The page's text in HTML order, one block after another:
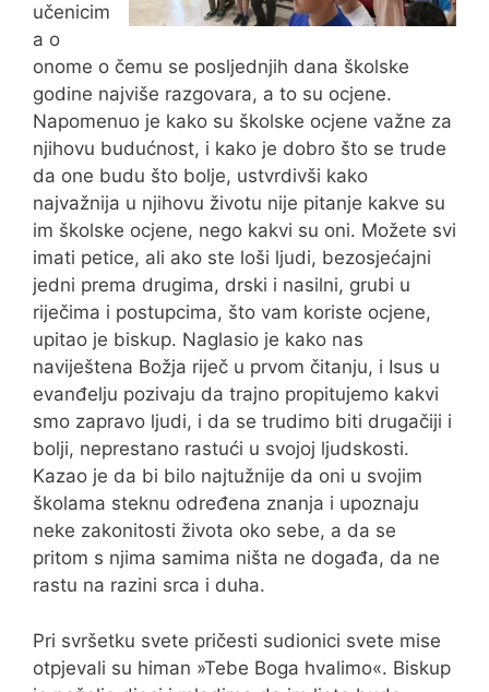
učenicim
a o
onome o čemu se posljednjih dana školske
godine najviše razgovara, a to su ocjene.
Napomenuo je kako su školske ocjene važne za
njihovu budućnost, i kako je dobro što se trude
da one budu što bolje, ustvrdivši kako
najvažnija u njihovu životu nije pitanje kakve su
im školske ocjene, nego kakvi su oni. Možete svi
imati petice, ali ako ste loši ljudi, bezosjećajni
jedni prema drugima, drski i nasilni, grubi u
riječima i postupcima, što vam koriste ocjene,
upitao je biskup. Naglasio je kako nas
naviještena Božja riječ u prvom čitanju, i Isus u
evanđelju pozivaju da trajno propitujemo kakvi
smo zapravo ljudi, i da se trudimo biti drugačiji i
bolji, neprestano rastući u svojoj ljudskosti.
Kazao je da bi bilo najtužnije da oni u svojim
školama steknu određena znanja i upoznaju
neke zakonitosti života oko sebe, a da se
pritom s njima samima ništa ne događa, da ne
rastu na razini srca i duha.
Pri svršetku svete pričesti sudionici svete mise
otpjevali su himan »Tebe Boga hvalimo«. Biskup